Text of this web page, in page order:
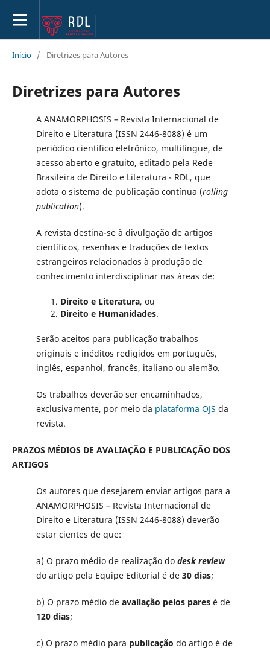
Início / Diretrizes para Autores
Diretrizes para Autores
A ANAMORPHOSIS – Revista Internacional de
Direito e Literatura (ISSN 2446-8088) é um
periódico científico eletrônico, multilíngue, de
acesso aberto e gratuito, editado pela Rede
Brasileira de Direito e Literatura - RDL, que
adota o sistema de publicação contínua (rolling
publication).
A revista destina-se à divulgação de artigos
científicos, resenhas e traduções de textos
estrangeiros relacionados à produção de
conhecimento interdisciplinar nas áreas de:
Direito e Literatura, ou
Direito e Humanidades.
Serão aceitos para publicação trabalhos
originais e inéditos redigidos em português,
inglês, espanhol, francês, italiano ou alemão.
Os trabalhos deverão ser encaminhados,
exclusivamente, por meio da plataforma OJS da
revista.
PRAZOS MÉDIOS DE AVALIAÇÃO E PUBLICAÇÃO DOS
ARTIGOS
Os autores que desejarem enviar artigos para a
ANAMORPHOSIS – Revista Internacional de
Direito e Literatura (ISSN 2446-8088) deverão
estar cientes de que:
a) O prazo médio de realização do desk review
do artigo pela Equipe Editorial é de 30 dias;
b) O prazo médio de avaliação pelos paresé de
120 dias;
c) O prazo médio para publicação do artigo é de